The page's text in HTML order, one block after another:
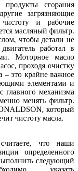
сгорания
загрязняющие
и рабочие
масляный фильтр.
чтобы детали не
работал в
Моторное масло
проходя очистку
– это крайне важное
элементами и
главного механизма
менять фильтр.
который
чистоту масла.
что наши
определенного
следующий